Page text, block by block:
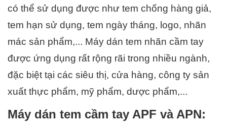
có thể sử dụng được như tem chống hàng giả,
tem hạn sử dụng, tem ngày tháng, logo, nhãn
mác sản phẩm,... Máy dán tem nhãn cầm tay
được ứng dụng rất rộng rãi trong nhiều ngành,
đặc biệt tại các siêu thị, cửa hàng, công ty sản
xuất thực phẩm, mỹ phẩm, dược phẩm,...
Máy dán tem cầm tay APF và APN: